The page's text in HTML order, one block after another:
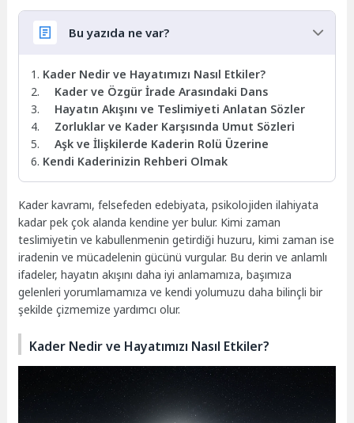
Bu yazıda ne var?
Kader Nedir ve Hayatımızı Nasıl Etkiler?
Kader ve Özgür İrade Arasındaki Dans
Hayatın Akışını ve Teslimiyeti Anlatan Sözler
Zorluklar ve Kader Karşısında Umut Sözleri
Aşk ve İlişkilerde Kaderin Rolü Üzerine
Kendi Kaderinizin Rehberi Olmak
Kader kavramı, felsefeden edebiyata, psikolojiden ilahiyata
kadar pek çok alanda kendine yer bulur. Kimi zaman
teslimiyetin ve kabullenmenin getirdiği huzuru, kimi zaman ise
iradenin ve mücadelenin gücünü vurgular. Bu derin ve anlamlı
ifadeler, hayatın akışını daha iyi anlamamıza, başımıza
gelenleri yorumlamamıza ve kendi yolumuzu daha bilinçli bir
şekilde çizmemize yardımcı olur.
Kader Nedir ve Hayatımızı Nasıl Etkiler?